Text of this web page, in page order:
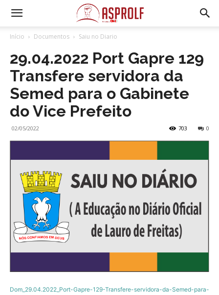
Início Documentos Saiu no Diario
29.04.2022 Port Gapre 129
Transfere servidora da
Semed para o Gabinete
do Vice Prefeito
02/05/2022 0
703
Dom_29.04.2022_Port-Gapre-129-Transfere-servidora-da-Semed-para-